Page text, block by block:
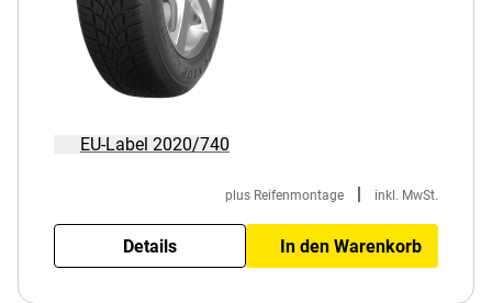
EU-Label 2020/740
plus Reifenmontage | inkl. MwSt.
Details In den Warenkorb